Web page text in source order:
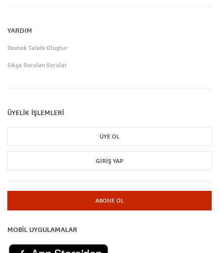
YARDIM
Destek Talebi Oluştur
Sıkça Sorulan Sorular
ÜYELİK İŞLEMLERİ
ÜYE OL
GIRIŞ YAP
ABONE OL
MOBİL UYGULAMALAR